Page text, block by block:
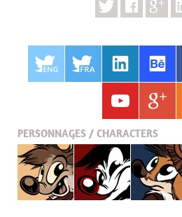
PERSONNAGES / CHARACTERS
Titash Pistash Pucky